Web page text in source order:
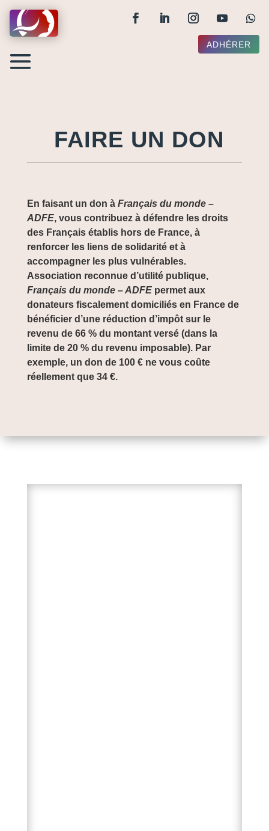
ADHÉRER
FAIRE UN DON
En faisant un don à Français du monde –
ADFE, vous contribuez à défendre les droits
des Français établis hors de France, à
renforcer les liens de solidarité et à
accompagner les plus vulnérables.
Association reconnue d’utilité publique,
Français du monde – ADFEpermet aux
donateurs fiscalement domiciliés en France de
bénéficier d’une réduction d’impôt sur le
revenu de 66 % du montant versé (dans la
limite de 20 % du revenu imposable). Par
exemple, un don de 100 € ne vous coûte
réellement que 34 €.